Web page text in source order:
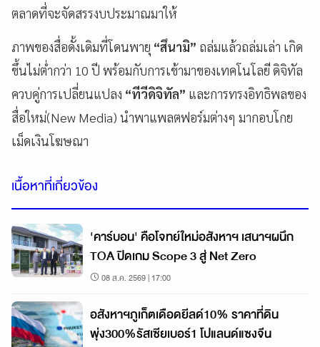
ตลาดที่จะจัดสรรงบประมาณมาให้
ภาพของสื่อดั้งเดิมที่โดนพายุ “สึนามิ” ถล่มแล้วถล่มเล่า เกิด
ขึ้นไม่ต่ำกว่า 10 ปี พร้อมกับการเข้ามาของเทคโนโลยี ดิจิทัล
ควบคู่การเปลี่ยนแปลง “ทีวีดิจิทัล” และการทรงอิทธิพลของ
สื่อใหม่(New Media) นำพาแพลตฟอร์มต่างๆ มากอบโกย
เม็ดเงินโฆษณา
เนื้อหาที่เกี่ยวข้อง
'คาร์บอน' คือโจทย์ใหม่อสังหาฯ เสนาฯผนึก
TOA ปิดเกม Scope 3 สู่ Net Zero
08 ส.ค. 2569 | 17:00
อสังหาฯภูเก็ตเดือดยีลด์10% ราคาที่ดิน
พุ่ง300%รัสเซียเบอร์1 โปแลนด์แซงจีน